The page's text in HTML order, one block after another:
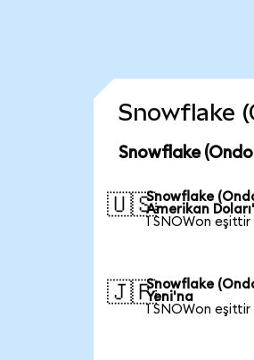
Snowflake
Snowflake
🇺🇸Snowflake
Amerikan
1 SNOWon eşittir
🇯🇵Snowflake
Yeni'na
1 SNOWon eşittir